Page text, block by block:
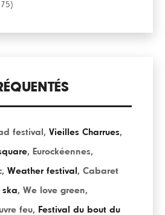
festival , Vieilles Charrues,
, Eurockéennes,
, Weather festival , Cabaret
ska, We love green,
feu, Festival du bout du